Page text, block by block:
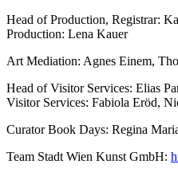
Head of Production, Registrar:
Production: Lena Kauer
Art Mediation: Agnes Einem,
Head of Visitor Services: Elias
Visitor Services: Fabiola Eröd,
Curator Book Days: Regina
Team Stadt Wien Kunst GmbH: